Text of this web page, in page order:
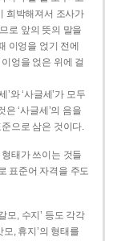
희박해져서 조사가
로 앞의 뜻의 말을
이엉을 얹기 전에
엉을 얹은 위에 걸
와 ‘사글세’가 모두
은 ‘사글세’의 음을
준으로 삼은 것이다.
태가 쓰이는 것들
표준어 자격을 주도
모, 수지’ 등도 각각
, 휴지’의 형태를